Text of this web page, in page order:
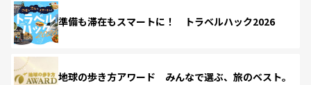
準備も滞在もスマートに！ トラベルハック2026
地球の歩き方アワード みんなで選ぶ、旅のベスト。